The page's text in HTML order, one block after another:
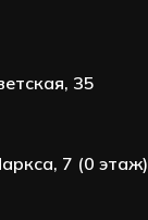
35
7 (0 этаж)